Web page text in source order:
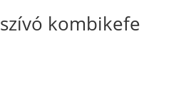
kombikefe